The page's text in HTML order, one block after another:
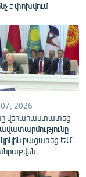
է փոխվում
2026
վերահաստատեց
բացառեց ԵՄ